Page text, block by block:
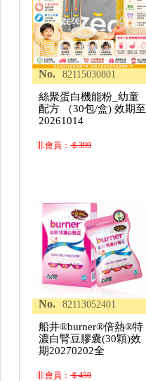
No. 82115030801
絲聚蛋白機能粉_幼童
配方 （30包/盒) 效期至
20261014
非會員：＄399
No. 82113052401
船井®burner®倍熱®特
濃白腎豆膠囊(30顆)效
期20270202全
非會員：＄450